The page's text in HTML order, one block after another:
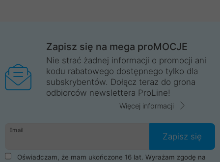
Zapisz się na mega proMOCJE
Nie strać żadnej informacji o promocji ani
kodu rabatowego dostępnego tylko dla
subskrybentów. Dołącz teraz do grona
odbiorców newslettera ProLine!
Więcej informacji
Email
Zapisz się
Oświadczam, że mam ukończone 16 lat. Wyrażam zgodę na